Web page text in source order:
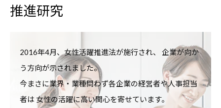
推進研究
2016年4月、女性活躍推進法が施行され、
企業が向か
う方向が示されました。
今まさに業界・業種問わず各企業の経営者や人事担当
者は 女性の活躍に高い関心を寄せています。